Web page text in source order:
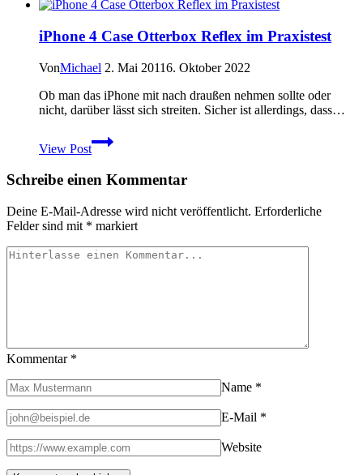
Packsäcke
Eigenbau
iPhone 4 Case Otterbox Reflex im Praxistest
VonMichael 2. Mai 20116. Oktober 2022
Ob man das iPhone mit nach draußen nehmen sollte oder
nicht, darüber lässt sich streiten. Sicher ist allerdings, dass…
View Post
iPhone
4
Otterbox
im
Praxistest
Schreibe einen Kommentar
Deine E-Mail-Adresse wird nicht veröffentlicht. Erforderliche
Felder sind mit * markiert
Kommentar *
Name *
E-Mail *
Website